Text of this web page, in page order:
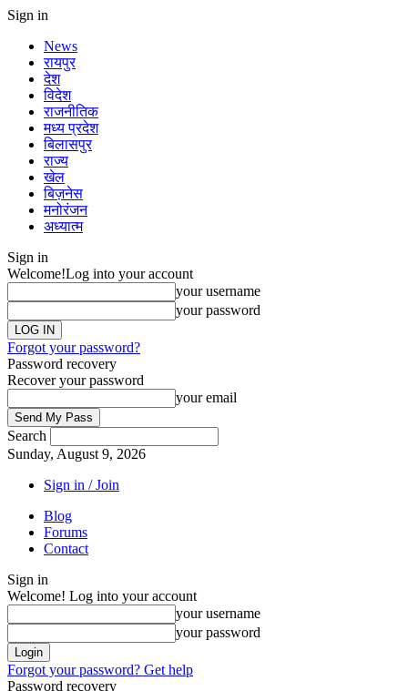
Sign in
News
रायपुर
देश
विदेश
राजनीतिक
मध्य प्रदेश
बिलासपुर
राज्य
खेल
बिज़नेस
मनोरंजन
अध्यात्म
Sign in
Welcome!Log into your account
your username
your password
Forgot your password?
Password recovery
Recover your password
your email
Search
Sunday, August 9, 2026
Sign in / Join
Blog
Forums
Contact
Sign in
Welcome! Log into your account
your username
your password
Forgot your password? Get help
Password recovery